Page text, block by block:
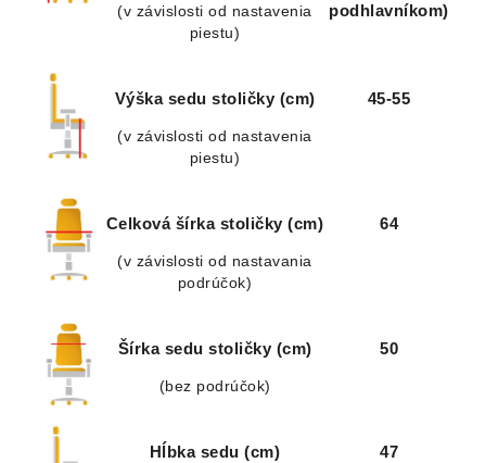
(v závislosti od nastavenia
piestu)
podhlavníkom)
Výška sedu stoličky (cm)
(v závislosti od nastavenia
piestu)
45-55
Celková šírka stoličky (cm)
(v závislosti od nastavania
podrúčok)
64
Šírka sedu stoličky (cm)
(bez podrúčok)
50
Hĺbka sedu (cm) 47